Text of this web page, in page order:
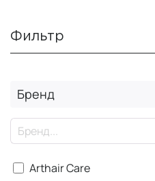
Фильтр
Бренд
Arthair Care